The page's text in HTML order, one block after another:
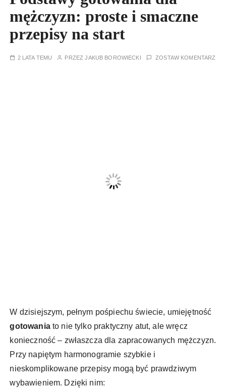
mężczyzn: proste i smaczne
przepisy na start
2 LATA TEMU PRZEZJAKUB BOROWIECKI ZOSTAW KOMENTARZ
W dzisiejszym, pełnym pośpiechu świecie, umiejętność
gotowaniato nie tylko praktyczny atut, ale wręcz
konieczność – zwłaszcza dla zapracowanych mężczyzn.
Przy napiętym harmonogramie szybkie i
nieskomplikowane przepisy mogą być prawdziwym
wybawieniem. Dzięki nim: